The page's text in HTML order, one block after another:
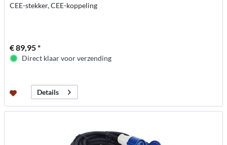
CEE-stekker, CEE-koppeling
€ 89,95 *
Direct klaar voor verzending
Details